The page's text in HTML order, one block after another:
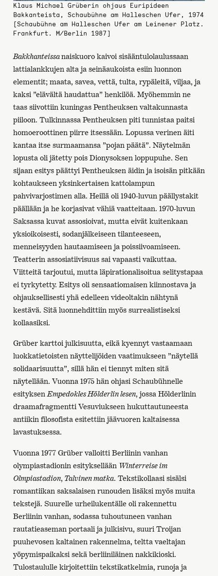
Klaus Michael Grüberin ohjaus Euripideen
Bakkanteista, Schaubühne am Halleschen Ufer, 1974
[Schaubühne am Halleschen Ufer am Leinener Platz.
Frankfurt. M/Berlin 1987]
Bakkhanteissanaiskuoro kaivoi sisääntulolaulussaan
lattialankkujen alta ja seinäaukoista esiin luonnon
elementit; maata, savea, vettä, tulta, rypäleitä, viljaa, ja
kaksi ”elävältä haudattua” henkilöä. Myöhemmin ne
taas siivottiin kuningas Pentheuksen valtakunnasta
piiloon. Tulkinnassa Pentheuksen piti tunnistaa paitsi
homoeroottinen piirre itsessään. Lopussa verinen äiti
kantaa itse surmaamansa ”pojan päätä”. Näytelmän
lopusta oli jätetty pois Dionysoksen loppupuhe. Sen
sijaan esitys päättyi Pentheuksen äidin ja isoisän pitkään
kohtaukseen yksinkertaisen kattolampun
pahvivarjostimen alla. Heillä oli 1940-luvun päällystakit
päällään ja he korjasivat vähiä vaatteitaan. 1970-luvun
Saksassa kuvat assosioivat, mutta eivät kuitenkaan
yksioikoisesti, sodanjälkeiseen tilanteeseen,
menneisyyden hautaamiseen ja poissiivoamiseen.
Teatterin assosiatiivisuus sai vapaasti vaikuttaa.
Viitteitä tarjoutui, mutta läpirationalisoitua selitystapaa
ei tyrkytetty. Esitys oli sensaatiomaisen kiinnostava ja
ohjauksellisesti yhä edelleen videoltakin nähtynä
kestävä. Sitä luonnehdittiin myös surrealistiseksi
kollaasiksi.
Grüber karttoi julkisuutta, eikä kyennyt vastaamaan
luokkatietoisten näyttelijöiden vaatimukseen ”näytellä
solidaarisuutta”, sillä hän ei tiennyt miten sitä
näytellään. Vuonna 1975 hän ohjasi Schaubühnelle
esityksen Empedokles Hölderlin lesen, jossa Hölderlinin
draamafragmentti Vesuviukseen hukuttautuneesta
antiikin filosofista esitettiin jäävuoren kaltaisessa
lavastuksessa.
Vuonna 1977 Grüber valloitti Berliinin vanhan
olympiastadionin esityksellään Winterreise im
Olmpiastadion, Talvinen matka. Tekstikollaasi sisälsi
romantiikan saksalaisen runouden lisäksi myös muita
tekstejä. Suurelle urheilukentälle oli rakennettu
Berliinin vanhan, sodassa tuhoutuneen vanhan
rautatieaseman portaali ja julkisivu, suuri Troijan
puuhevosen kaltainen rakennelma, teltta vaeltajan
yöpymispaikaksi sekä berliiniläinen nakkikioski.
Tulostaululle kirjoitettiin tekstikatkelmia, runoja ja